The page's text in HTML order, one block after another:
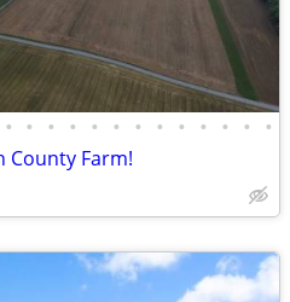
• • • • • • • • • • • • •
County Farm!